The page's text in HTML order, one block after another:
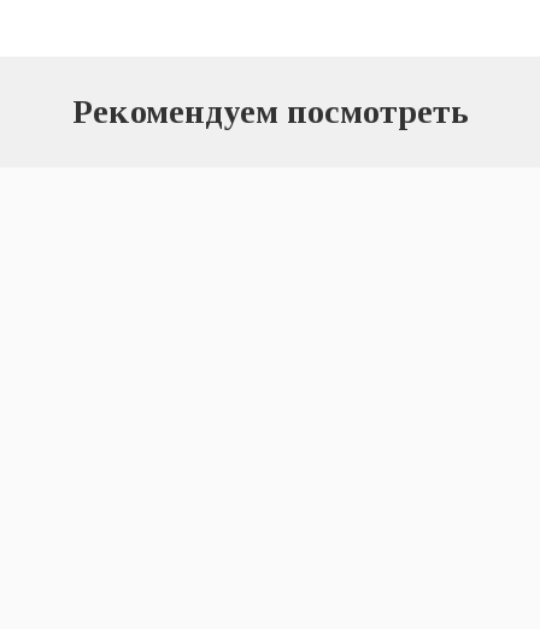
Рекомендуем посмотреть